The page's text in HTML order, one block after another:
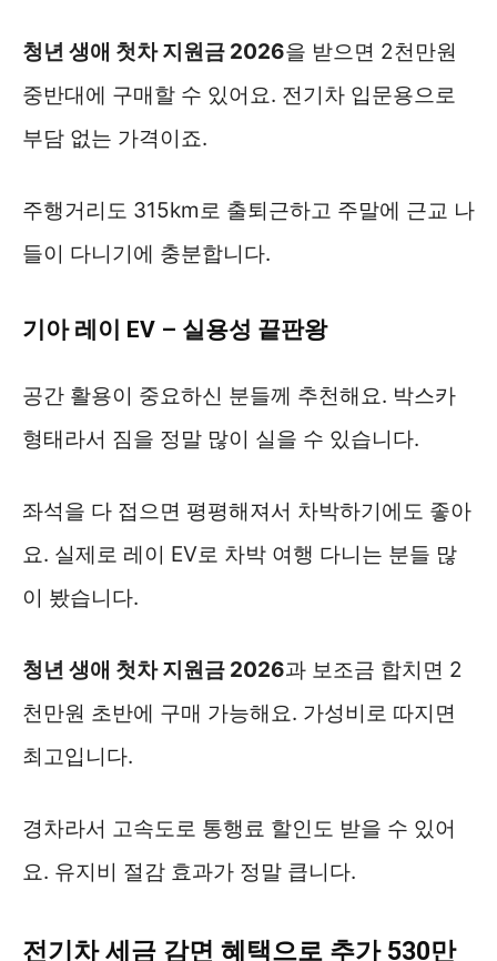
청년 생애 첫차 지원금 2026을 받으면 2천만원
중반대에 구매할 수 있어요. 전기차 입문용으로
부담 없는 가격이죠.
주행거리도 315km로 출퇴근하고 주말에 근교 나
들이 다니기에 충분합니다.
기아 레이 EV – 실용성 끝판왕
공간 활용이 중요하신 분들께 추천해요. 박스카
형태라서 짐을 정말 많이 실을 수 있습니다.
좌석을 다 접으면 평평해져서 차박하기에도 좋아
요. 실제로 레이 EV로 차박 여행 다니는 분들 많
이 봤습니다.
청년 생애 첫차 지원금 2026과 보조금 합치면 2
천만원 초반에 구매 가능해요. 가성비로 따지면
최고입니다.
경차라서 고속도로 통행료 할인도 받을 수 있어
요. 유지비 절감 효과가 정말 큽니다.
전기차 세금 감면 혜택으로 추가 530만